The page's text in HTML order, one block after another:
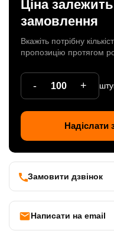
Ціна
замовлення
Вкажіть потрібну
пропозицію протягом
- +
Надіслати
Замовити дзвінок
Написати на email